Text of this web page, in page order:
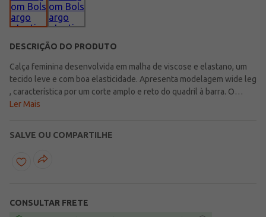
DESCRIÇÃO DO PRODUTO
Calça feminina desenvolvida em malha de viscose e elastano, um
tecido leve e com boa elasticidade. Apresenta modelagem wide leg
, característica por um corte amplo e reto do quadril à barra. O
modelo possui cós elástico, bolsos frontais funcionais, bolsos
estilo ao modelo!\n\nTecido:Malha\nComposição: 97% viscose,
03% elastano
Ler Mais
SALVE OU COMPARTILHE
CONSULTAR FRETE